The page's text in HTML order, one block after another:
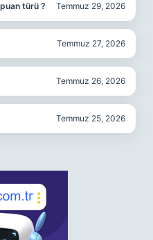
türü ? Temmuz 29, 2026
Temmuz 27, 2026
Temmuz 26, 2026
Temmuz 25, 2026